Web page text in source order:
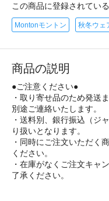
この商品に登録されてい
Montonモントン 秋冬ウェ
商品の説明
●ご注意ください●
・取り寄せ品のため発送
別途ご連絡いたします。
・送料別、銀行振込（ジ
り扱いとなります。
・同時にご注文いただく
ください。
・在庫がなくご注文キャ
了承ください。